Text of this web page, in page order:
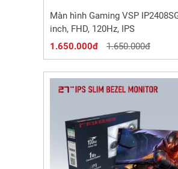
Màn hình Gaming VSP
inch, FHD, 120Hz, IPS
1.650.000đ
1.650.000đ